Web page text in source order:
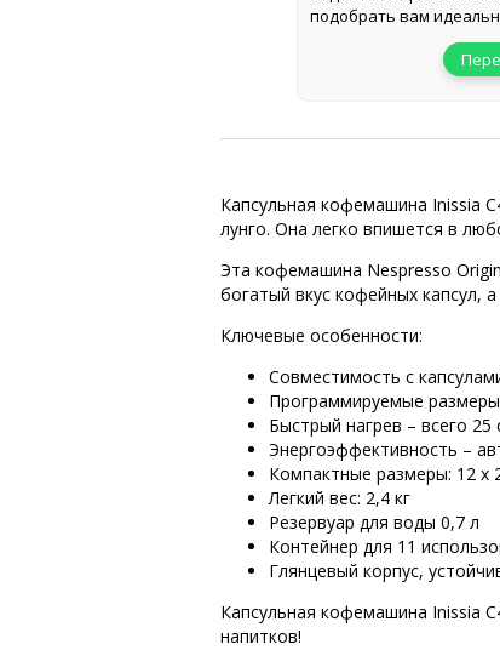
подобрать вам
Капсульная кофемашина Inissia
лунго. Она легко впишется в
Эта кофемашина Nespresso
богатый вкус кофейных капсул,
Ключевые особенности:
Совместимость с
Программируемые
Быстрый нагрев – всего 25
Энергоэффективность –
Компактные размеры: 12 x
Легкий вес: 2,4 кг
Резервуар для воды 0,7 л
Контейнер для 11
Глянцевый корпус,
Капсульная кофемашина Inissia
напитков!